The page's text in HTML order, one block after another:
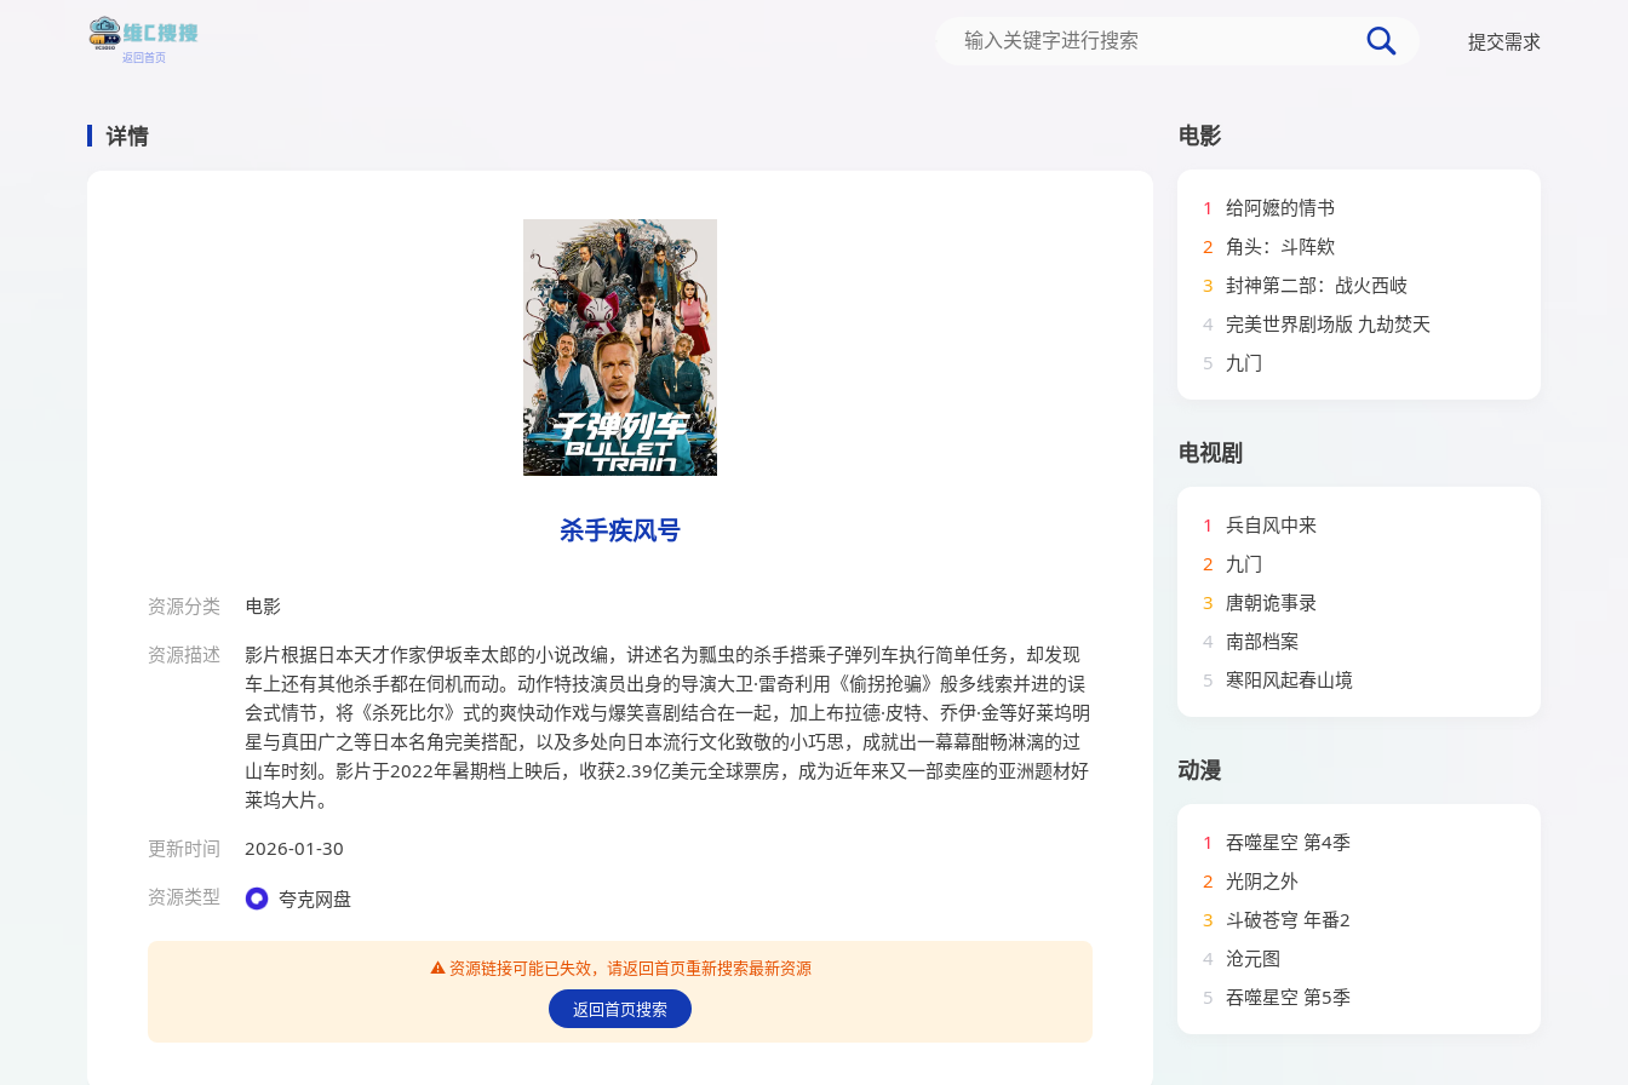
返回首页
提交需求
详情
杀手疾风号
资源分类
电影
资源描述
影片根据日本天才作家伊坂幸太郎的小说改编，讲述名为瓢虫的杀手搭乘子弹列车执行简单任务，却发现
车上还有其他杀手都在伺机而动。动作特技演员出身的导演大卫·雷奇利用《偷拐抢骗》般多线索并进的误
会式情节，将《杀死比尔》式的爽快动作戏与爆笑喜剧结合在一起，加上布拉德·皮特、乔伊·金等好莱坞明
星与真田广之等日本名角完美搭配，以及多处向日本流行文化致敬的小巧思，成就出一幕幕酣畅淋漓的过
山车时刻。影片于2022年暑期档上映后，收获2.39亿美元全球票房，成为近年来又一部卖座的亚洲题材好
莱坞大片。
更新时间
2026-01-30
资源类型
夸克网盘
⚠️ 资源链接可能已失效，请返回首页重新搜索最新资源
返回首页搜索
电影
1
给阿嬷的情书
2 角头：斗阵欸
3 封神第二部：战火西岐
4 完美世界剧场版 九劫焚天
5 九门
电视剧
1
兵自风中来
2 九门
3 唐朝诡事录
4 南部档案
5 寒阳风起春山境
动漫
1
吞噬星空 第4季
2 光阴之外
3 斗破苍穹 年番2
4 沧元图
5 吞噬星空 第5季